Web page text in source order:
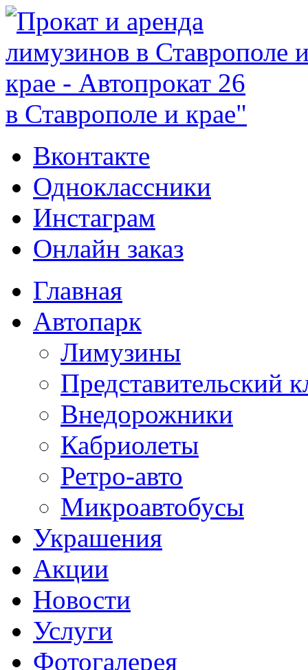
в Ставрополе и крае"
Вконтакте
Одноклассники
Инстаграм
Онлайн заказ
Главная
Автопарк
Лимузины
Представительский
Внедорожники
Кабриолеты
Ретро-авто
Микроавтобусы
Украшения
Акции
Новости
Услуги
Фотогалерея